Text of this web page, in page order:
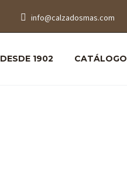
info@calzadosmas.com
DESDE 1902 CATÁLOGO